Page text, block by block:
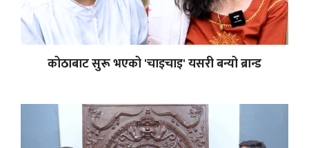
कोठाबाट सुरू भएको 'चाइचाइ' यसरी बन्यो ब्रान्ड